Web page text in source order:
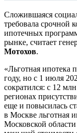
Сложившаяся
требовала срочной
ипотечных
рынке, считает
Мотохов.
«Льготная ипотека
году, но с 1 июля
сократился: с 12
регионах
еще и повысилась
в Москве льготная
Московской